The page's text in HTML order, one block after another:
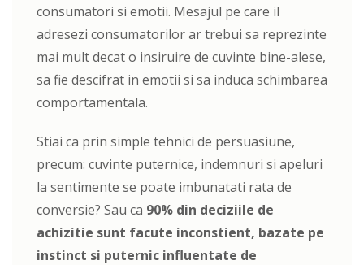
consumatori si emotii. Mesajul pe care il
adresezi consumatorilor ar trebui sa reprezinte
mai mult decat o insiruire de cuvinte bine-alese,
sa fie descifrat in emotii si sa induca schimbarea
comportamentala.
Stiai ca prin simple tehnici de persuasiune,
precum: cuvinte puternice, indemnuri si apeluri
la sentimente se poate imbunatati rata de
conversie? Sau ca 90% din deciziile de
achizitie sunt facute inconstient, bazate pe
instinct si puternic influentate de